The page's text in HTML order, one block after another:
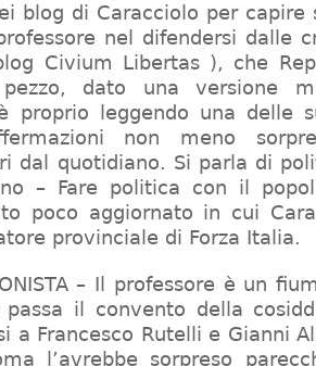
blog di Caracciolo per
nel difendersi dalle
Civium Libertas ), che
dato una versione
proprio leggendo una delle
non meno
dal quotidiano. Si parla di
– Fare politica con il
poco aggiornato in cui
provinciale di Forza Italia.
– Il professore è un
passa il convento della
a Francesco Rutelli e Gianni
l’avrebbe sorpreso